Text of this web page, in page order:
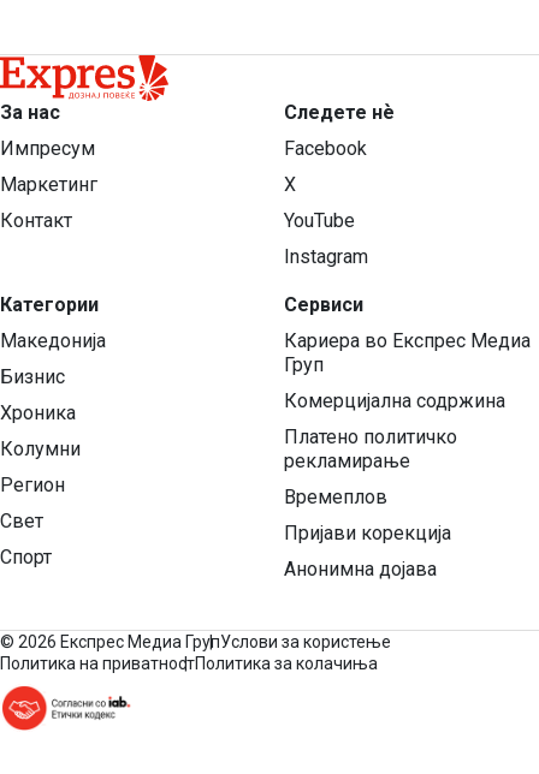
За нас
Импресум
Маркетинг
Контакт
Категории
Македонија
Бизнис
Хроника
Колумни
Регион
Свет
Спорт
Следете нѐ
Facebook
X
YouTube
Instagram
Сервиси
Кариера во Експрес Медиа
Груп
Комерцијална содржина
Платено политичко
рекламирање
Времеплов
Пријави корекција
Анонимна дојава
© 2026 Експрес Медиа ГрупУслови за користење
Политика на приватностПолитика за колачиња